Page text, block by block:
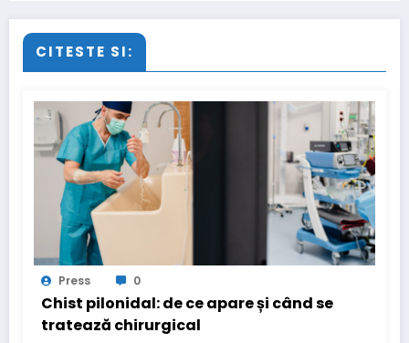
CITESTE SI:
Press 0
Chist pilonidal: de ce apare și când se
tratează chirurgical